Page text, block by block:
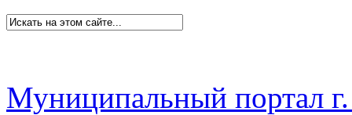
Муниципальный портал